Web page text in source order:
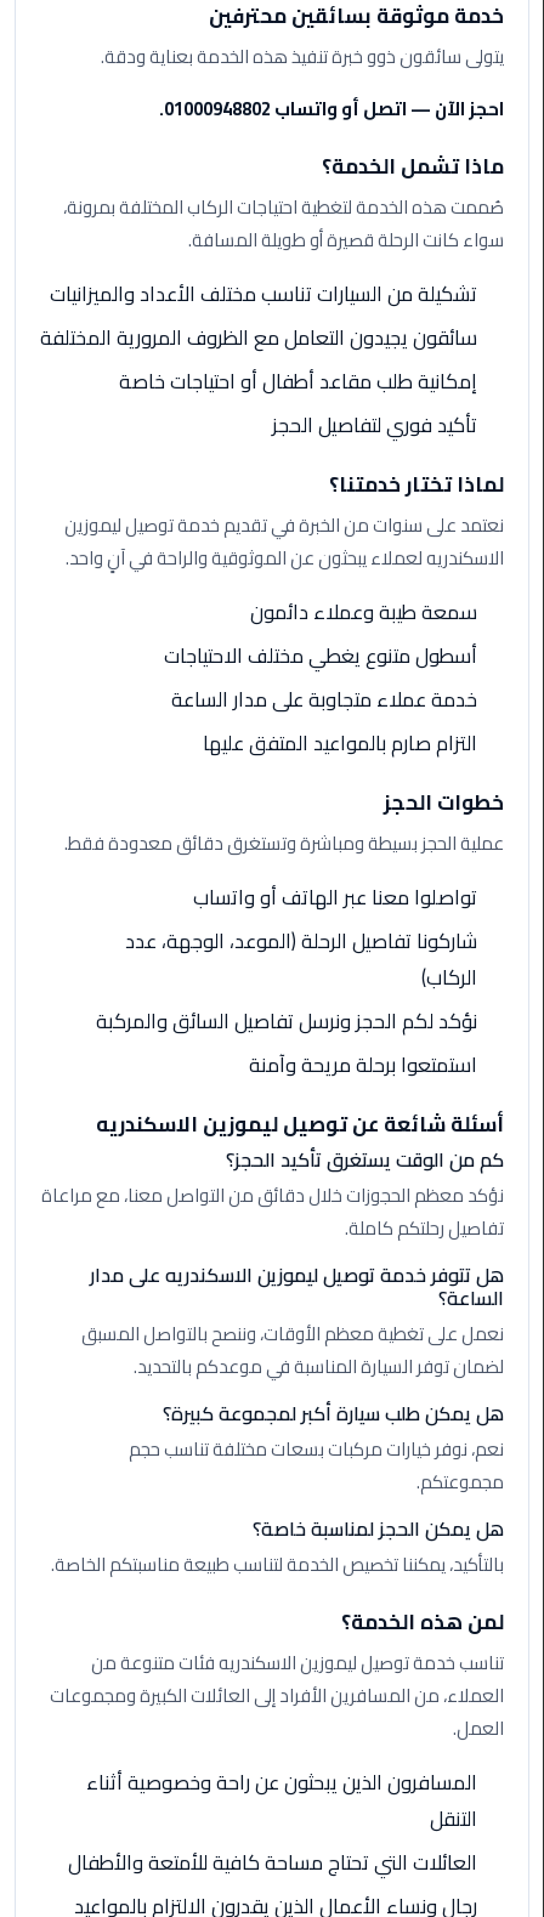
مرسيدس
ايجار
فى
ليموزين
مطار
الجديدة
ليموزين
الاسكندريه
السويس
تاكسي
المطار
الاسكندريه
الشيخ
تاكسي
مطار
ليموزين
مطروح
ليموزين
المطار
ليموزين
الأحمر
من
مطار
القاهرة
ليموزين
مطار
القاهرة
ليموزين
ليموزين
مطار
ليموزين
اسكندرية
ليموزين
مطار
برج
العرب
ليموزين
المطار
خدمة موثوقة بسائقين محترفين
يتولى سائقون ذوو خبرة تنفيذ هذه الخدمة بعناية ودقة.
احجز الآن — اتصل أو واتساب 01000948802.
ماذا تشمل الخدمة؟
صُممت هذه الخدمة لتغطية احتياجات الركاب المختلفة بمرونة،
سواء كانت الرحلة قصيرة أو طويلة المسافة.
تشكيلة من السيارات تناسب مختلف الأعداد والميزانيات
سائقون يجيدون التعامل مع الظروف المرورية المختلفة
إمكانية طلب مقاعد أطفال أو احتياجات خاصة
تأكيد فوري لتفاصيل الحجز
لماذا تختار خدمتنا؟
نعتمد على سنوات من الخبرة في تقديم خدمة توصيل ليموزين
الاسكندريه لعملاء يبحثون عن الموثوقية والراحة في آنٍ واحد.
سمعة طيبة وعملاء دائمون
أسطول متنوع يغطي مختلف الاحتياجات
خدمة عملاء متجاوبة على مدار الساعة
التزام صارم بالمواعيد المتفق عليها
خطوات الحجز
عملية الحجز بسيطة ومباشرة وتستغرق دقائق معدودة فقط.
تواصلوا معنا عبر الهاتف أو واتساب
شاركونا تفاصيل الرحلة (الموعد، الوجهة، عدد
الركاب)
نؤكد لكم الحجز ونرسل تفاصيل السائق والمركبة
استمتعوا برحلة مريحة وآمنة
أسئلة شائعة عن توصيل ليموزين الاسكندريه
كم من الوقت يستغرق تأكيد الحجز؟
نؤكد معظم الحجوزات خلال دقائق من التواصل معنا، مع مراعاة
تفاصيل رحلتكم كاملة.
هل تتوفر خدمة توصيل ليموزين الاسكندريه على مدار
الساعة؟
نعمل على تغطية معظم الأوقات، وننصح بالتواصل المسبق
لضمان توفر السيارة المناسبة في موعدكم بالتحديد.
هل يمكن طلب سيارة أكبر لمجموعة كبيرة؟
نعم، نوفر خيارات مركبات بسعات مختلفة تناسب حجم
مجموعتكم.
هل يمكن الحجز لمناسبة خاصة؟
بالتأكيد، يمكننا تخصيص الخدمة لتناسب طبيعة مناسبتكم الخاصة.
لمن هذه الخدمة؟
تناسب خدمة توصيل ليموزين الاسكندريه فئات متنوعة من
العملاء، من المسافرين الأفراد إلى العائلات الكبيرة ومجموعات
العمل.
المسافرون الذين يبحثون عن راحة وخصوصية أثناء
التنقل
العائلات التي تحتاج مساحة كافية للأمتعة والأطفال
رجال ونساء الأعمال الذين يقدرون الالتزام بالمواعيد